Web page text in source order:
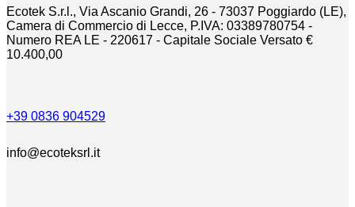
Ecotek S.r.l., Via Ascanio Grandi, 26 - 73037 Poggiardo (LE),
Camera di Commercio di Lecce, P.IVA: 03389780754 -
Numero REA LE - 220617 - Capitale Sociale Versato €
10.400,00
+39 0836 904529
info@ecoteksrl.it